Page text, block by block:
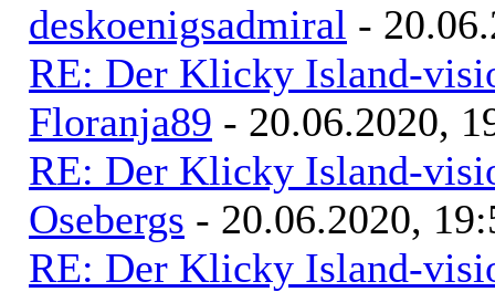
deskoenigsadmiral -
RE: Der Klicky Island-
Floranja89 - 20.06.2020,
RE: Der Klicky Island-
Osebergs - 20.06.2020,
RE: Der Klicky Island-